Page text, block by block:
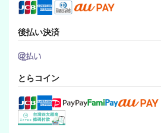
後払い決済
とらコイン